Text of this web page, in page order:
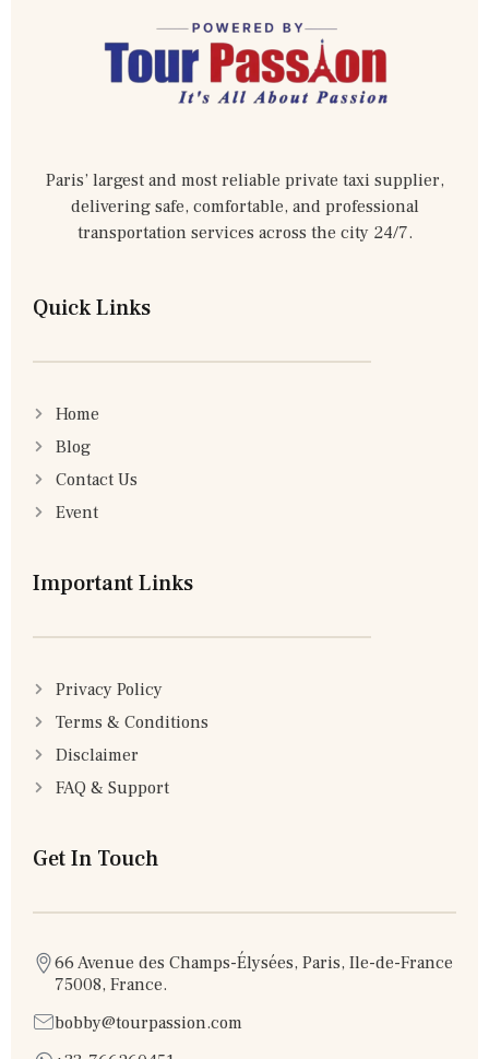
Paris’ largest and most reliable private taxi supplier,
delivering safe, comfortable, and professional
transportation services across the city 24/7.
Quick Links
Home
Blog
Contact Us
Event
Important Links
Privacy Policy
Terms & Conditions
Disclaimer
FAQ & Support
Get In Touch
66 Avenue des Champs-Élysées, Paris, Ile-de-France
75008, France.
bobby@tourpassion.com